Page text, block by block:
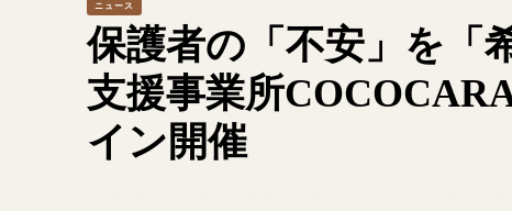
ニュース
保護者の「不安」を「
支援事業所
イン開催